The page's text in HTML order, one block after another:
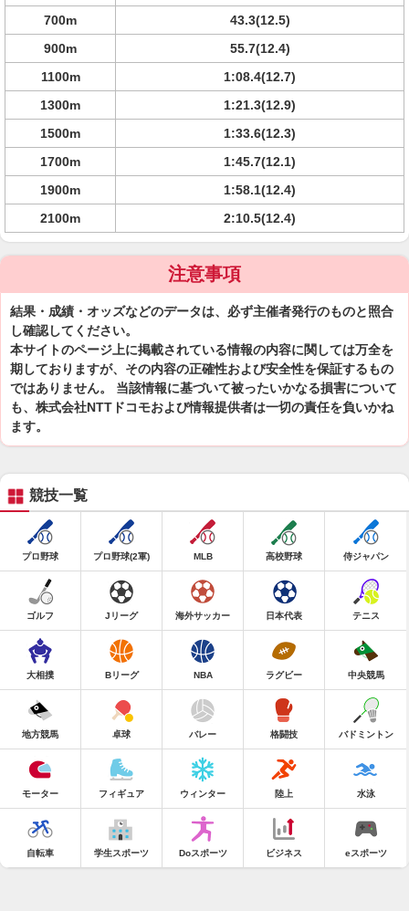
700m
43.3(12.5)
900m
55.7(12.4)
1100m
1:08.4(12.7)
1300m
1:21.3(12.9)
1500m
1:33.6(12.3)
1700m
1:45.7(12.1)
1900m
1:58.1(12.4)
2100m
2:10.5(12.4)
注意事項
結果・成績・オッズなどのデータは、必ず主催者発行のものと照合
し確認してください。
本サイトのページ上に掲載されている情報の内容に関しては万全を
期しておりますが、その内容の正確性および安全性を保証するもの
ではありません。 当該情報に基づいて被ったいかなる損害について
も、株式会社NTTドコモおよび情報提供者は一切の責任を負いかね
ます。
競技一覧
プロ野球 プロ野球(2軍) MLB 高校野球 侍ジャパン
ゴルフ Jリーグ 海外サッカー 日本代表 テニス
大相撲 Bリーグ NBA ラグビー 中央競馬
地方競馬 卓球 バレー 格闘技 バドミントン
モーター フィギュア ウィンター 陸上 水泳
自転車 学生スポーツ Doスポーツ ビジネス eスポーツ